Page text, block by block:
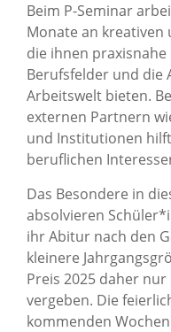
Beim P-Seminar
Monate an kreativen
die ihnen
Berufsfelder und die
Arbeitswelt bieten.
externen Partnern
und Institutionen
beruflichen
Das Besondere in
absolvieren
ihr Abitur nach den
kleinere
Preis 2025 daher
vergeben. Die
kommenden